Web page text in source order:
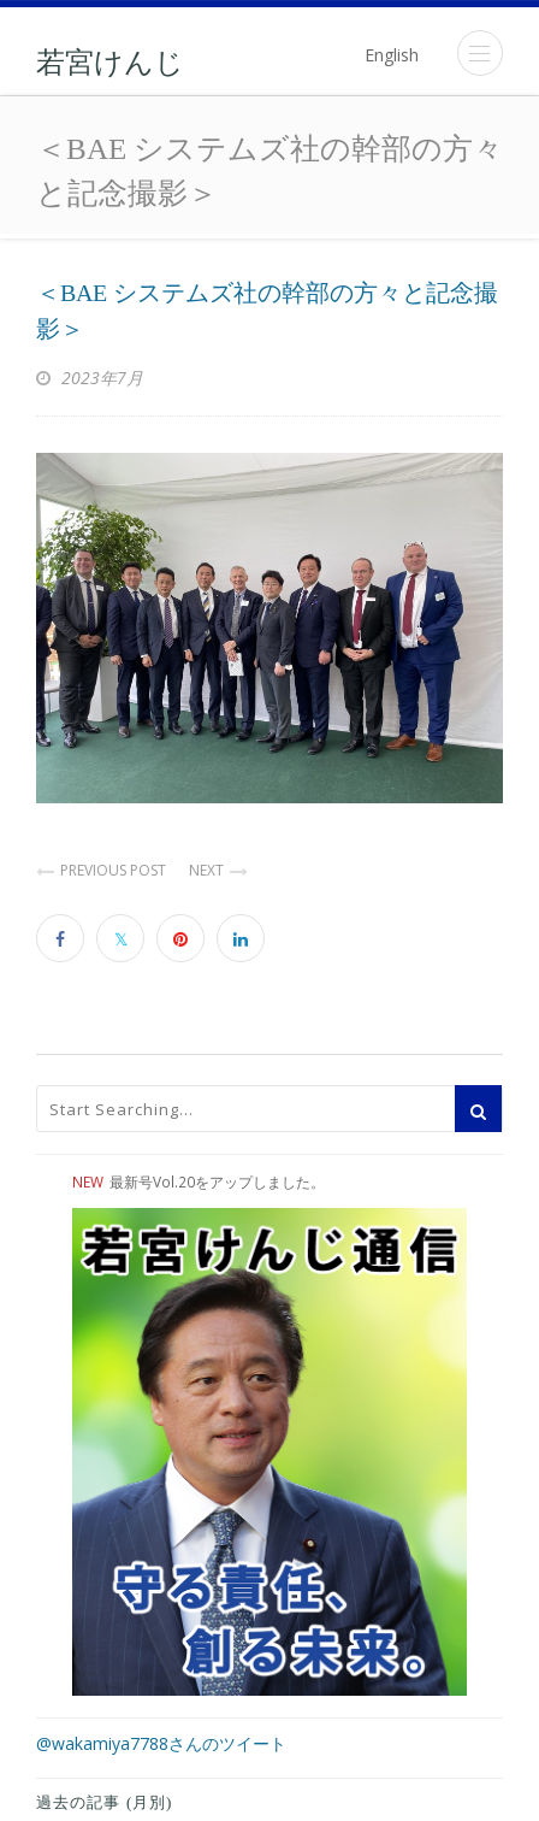
若宮けんじ English
＜BAE システムズ社の幹
＜BAE システムズ社の幹部の方々
と記念撮影＞
＜BAE システムズ社の幹部の方々と記念撮
影＞
2023年7月
PREVIOUS POST NEXT
NEW 最新号Vol.20をアップしました。
@wakamiya7788さんのツイート
過去の記事 (月別)